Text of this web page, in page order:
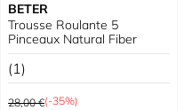
BETER
Trousse Roulante 5
Pinceaux Natural Fiber
(1)
Prix normal
28,00 €(-35%)